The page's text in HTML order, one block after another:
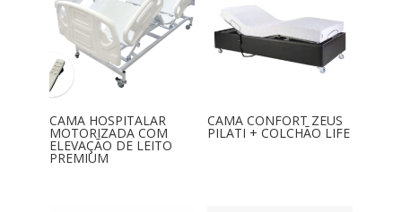
CAMA HOSPITALAR
MOTORIZADA COM
ELEVAÇÃO DE LEITO
PREMIUM
CAMA CONFORT ZEUS
PILATI + COLCHÃO LIFE